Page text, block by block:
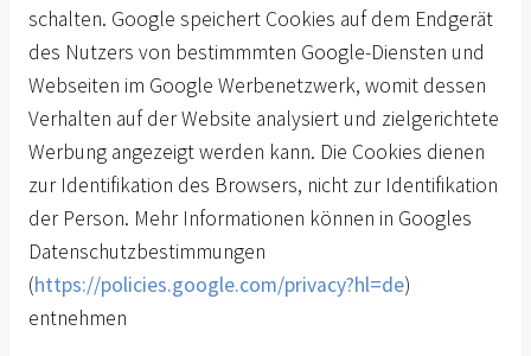
schalten. Google speichert Cookies auf dem Endgerät
des Nutzers von bestimmmten Google-Diensten und
Webseiten im Google Werbenetzwerk, womit dessen
Verhalten auf der Website analysiert und zielgerichtete
Werbung angezeigt werden kann. Die Cookies dienen
zur Identifikation des Browsers, nicht zur Identifikation
der Person. Mehr Informationen können in Googles
Datenschutzbestimmungen
(https://policies.google.com/privacy?hl=de)
entnehmen